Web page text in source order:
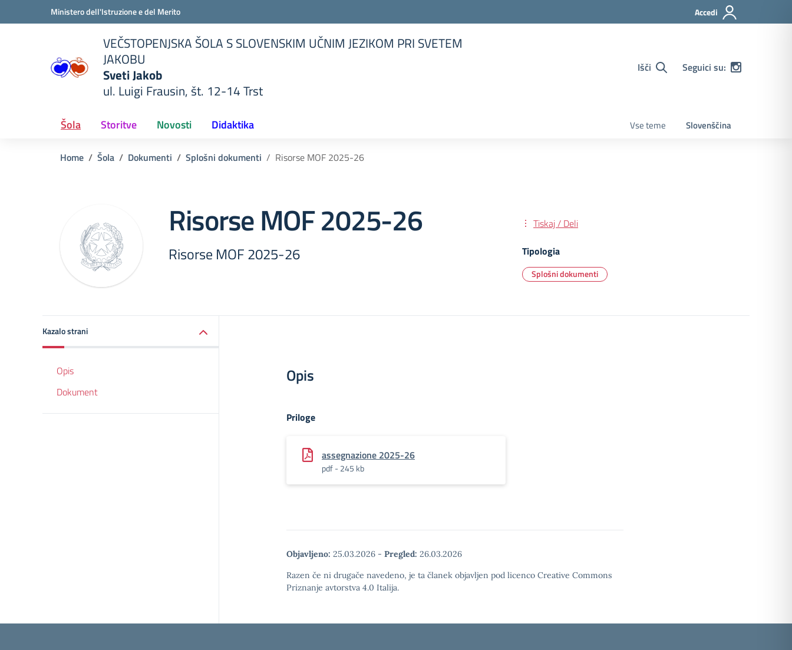
Vai ai contenuti
Vai al menu di navigazioneMinistero dell'Istruzione e del Merito Accedi
VEČSTOPENJSKA ŠOLA S SLOVENSKIM UČNIM JEZIKOM PRI SVETEM
JAKOBU
Sveti Jakob
ul. Luigi Frausin, št. 12-14 Trst
Išči Seguici su:
Šola Storitve Novosti Didaktika Vse teme Slovenščina
Home Šola Dokumenti Splošni dokumenti Risorse MOF 2025-26
Risorse MOF 2025-26
Risorse MOF 2025-26
Tiskaj / Deli
Tipologia
Splošni dokumenti
Kazalo strani
Opis
Dokument
Opis
Priloge
assegnazione 2025-26
pdf - 245 kb
Objavljeno: 25.03.2026 - Pregled: 26.03.2026
Razen če ni drugače navedeno, je ta članek objavljen pod licenco Creative Commons
Priznanje avtorstva 4.0 Italija.